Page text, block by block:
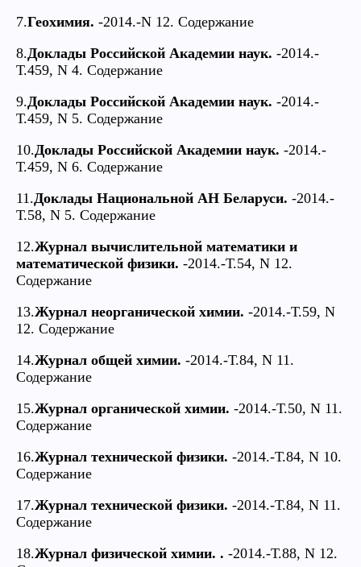
7.Геохимия. -2014.-N 12. Содержание
8.Доклады Российской Академии наук. -2014.-
Т.459, N 4. Содержание
9.Доклады Российской Академии наук. -2014.-
Т.459, N 5. Содержание
10.Доклады Российской Академии наук. -2014.-
Т.459, N 6. Содержание
11.Доклады Национальной АН Беларуси. -2014.-
Т.58, N 5. Содержание
12.Журнал вычислительной математики и
математической физики. -2014.-Т.54, N 12.
Содержание
13.Журнал неорганической химии. -2014.-Т.59, N
12. Содержание
14.Журнал общей химии. -2014.-Т.84, N 11.
Содержание
15.Журнал органической химии. -2014.-Т.50, N 11.
Содержание
16.Журнал технической физики. -2014.-Т.84, N 10.
Содержание
17.Журнал технической физики. -2014.-Т.84, N 11.
Содержание
18.Журнал физической химии. . -2014.-Т.88, N 12.